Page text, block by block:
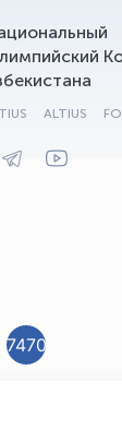
ALTIUS
7470